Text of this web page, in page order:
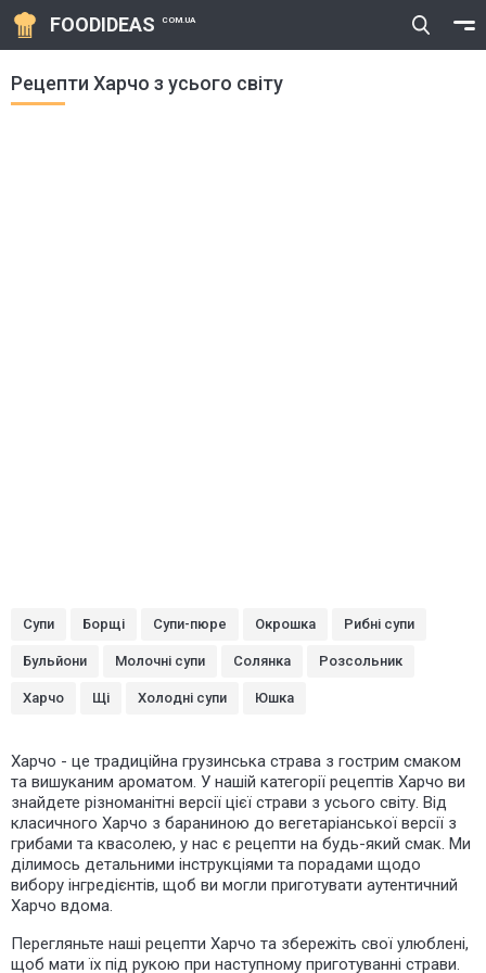
FOODIDEAS COM.UA
Рецепти Харчо з усього світу
Супи Борщі Супи-пюре Окрошка Рибні супи
Бульйони Молочні супи Солянка Розсольник
Харчо Щі Холодні супи Юшка
Харчо - це традиційна грузинська страва з гострим смаком
та вишуканим ароматом. У нашій категорії рецептів Харчо ви
знайдете різноманітні версії цієї страви з усього світу. Від
класичного Харчо з бараниною до вегетаріанської версії з
грибами та квасолею, у нас є рецепти на будь-який смак. Ми
ділимось детальними інструкціями та порадами щодо
вибору інгредієнтів, щоб ви могли приготувати аутентичний
Харчо вдома.
Перегляньте наші рецепти Харчо та збережіть свої улюблені,
щоб мати їх під рукою при наступному приготуванні страви.